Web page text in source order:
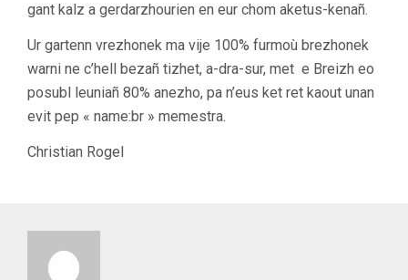
gant kalz a gerdarzhourien en eur chom aketus-kenañ.
Ur gartenn vrezhonek ma vije 100% furmoù brezhonek
warni ne c’hell bezañ tizhet, a-dra-sur, met e Breizh eo
posubl leuniañ 80% anezho, pa n’eus ket ret kaout unan
evit pep « name:br » memestra.
Christian Rogel